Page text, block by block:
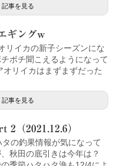
記事を見る
ギングw
リイカの新子シーズンにな
ボチ聞こえるようになって
オリイカはまずまずだった
記事を見る
2（2021.12.6）
の釣果情報が気になって
秋田の底引きは今年は？